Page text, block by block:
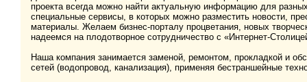
проекта всегда можно найти актуальную информацию для
специальные сервисы, в которых можно разместить новости,
материалы. Желаем бизнес-порталу процветания, новых
надеемся на плодотворное сотрудничество с «Интернет-
Наша компания занимается заменой, ремонтом, прокладкой и
сетей (водопровод, канализация), применяя бестраншейные